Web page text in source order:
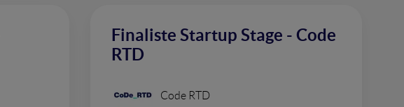
Finaliste Startup Stage - Code
RTD
Code RTD